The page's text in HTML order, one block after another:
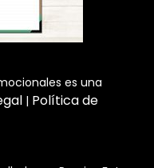
es una
| Política de